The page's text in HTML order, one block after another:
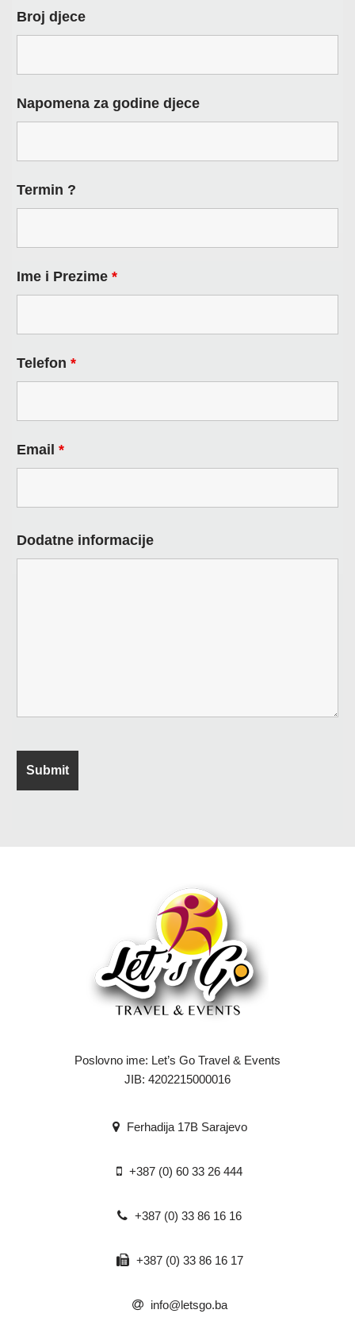
Broj djece
Napomena za godine djece
Termin ?
Ime i Prezime *
Telefon *
Email *
Dodatne informacije
Poslovno ime: Let’s Go Travel & Events
JIB: 4202215000016
Ferhadija 17B Sarajevo
+387 (0) 60 33 26 444
+387 (0) 33 86 16 16
+387 (0) 33 86 16 17
info@letsgo.ba